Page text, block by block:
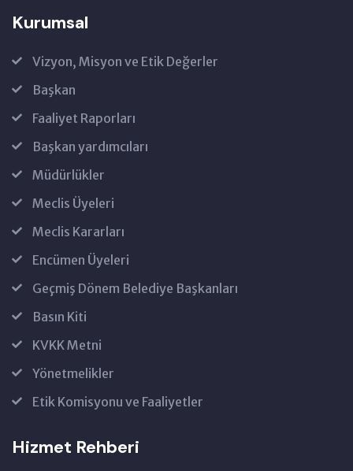
Kurumsal
Vizyon, Misyon ve Etik Değerler
Başkan
Faaliyet Raporları
Başkan yardımcıları
Müdürlükler
Meclis Üyeleri
Meclis Kararları
Encümen Üyeleri
Geçmiş Dönem Belediye Başkanları
Basın Kiti
KVKK Metni
Yönetmelikler
Etik Komisyonu ve Faaliyetler
Hizmet Rehberi